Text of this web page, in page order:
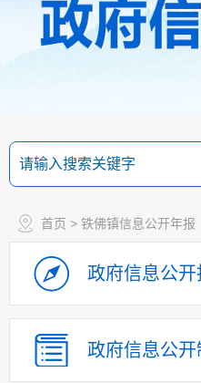
首页 > 铁佛镇信息公开年报
政府信息公开
政府信息公开